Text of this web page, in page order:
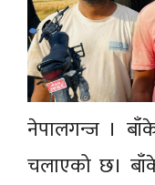
नेपालगन्ज ।
चलाएको छ।